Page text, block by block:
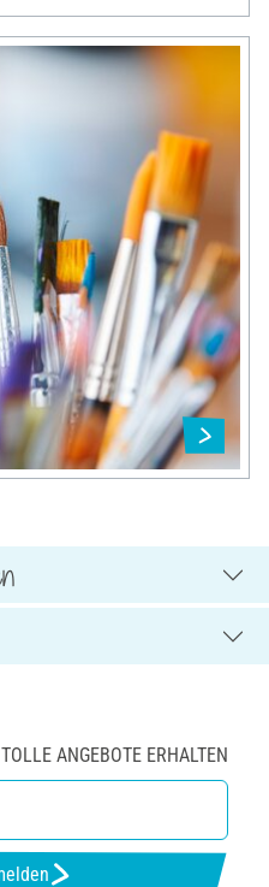
ANGEBOTE ERHALTEN